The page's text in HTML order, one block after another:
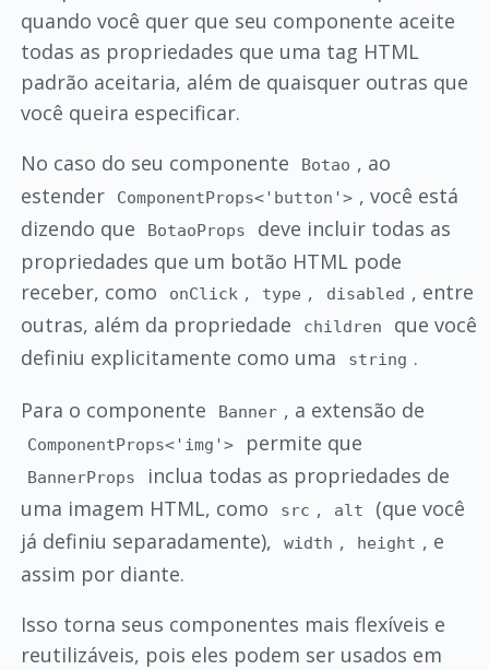
quando você quer que seu componente aceite
todas as propriedades que uma tag HTML
padrão aceitaria, além de quaisquer outras que
você queira especificar.
No caso do seu componente
Botao , ao
estender
ComponentProps<'button'> , você está
dizendo que
BotaoProps
deve incluir todas as
propriedades que um botão HTML pode
receber, como
onClick , type , disabled , entre
outras, além da propriedade
children
que você
definiu explicitamente como uma
string .
Para o componente
Banner , a extensão de
ComponentProps<'img'> permite que
BannerProps
inclua todas as propriedades de
uma imagem HTML, como
src , alt
(que você
já definiu separadamente),
width , height , e
assim por diante.
Isso torna seus componentes mais flexíveis e
reutilizáveis, pois eles podem ser usados em